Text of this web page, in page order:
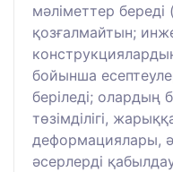
мәліметтер
қозғалмайтын;
бойынша
беріледі; олардың
төзімділігі,
деформациялары,
әсерлерді